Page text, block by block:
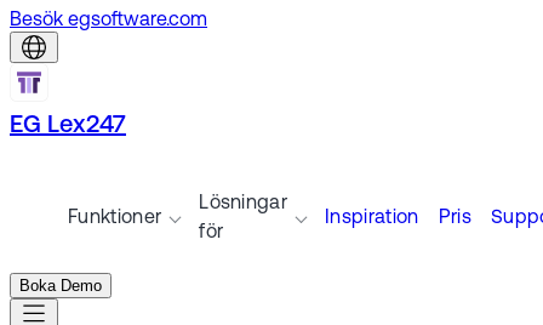
Besök egsoftware.com
EG Lex247
Funktioner
Lösningar
för
Inspiration Pris
Boka Demo